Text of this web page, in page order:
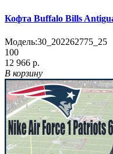
Кофта Buffalo Bills
Модель:30_202262775_25
100
12 966 р.
В корзину